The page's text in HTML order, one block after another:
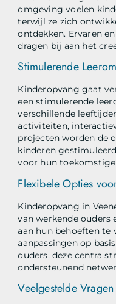
omgeving voelen
terwijl ze zich
ontdekken. Ervaren
dragen bij aan het
Stimulerende
Kinderopvang gaat
een stimulerende
verschillende
activiteiten,
projecten worden de
kinderen
voor hun
Flexibele Opties
Kinderopvang in
van werkende ouders
aan hun behoeften te
aanpassingen op
ouders, deze centra
ondersteunend
Veelgestelde Vragen